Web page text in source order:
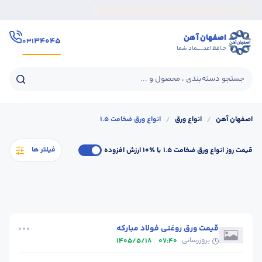
اصفهان آهن
حـافظ اعتــــــماد شما
۳۴۰۴۵۰۳۱
جستجو دسته‌بندی ، محصول و ...
اصفهان آهن / انواع ورق / انواع ورق ضخامت 1.5
فیلتر ها قیمت روز انواع ورق ضخامت 1.5 با ٪۱۰ ارزش افزوده
قیمت ورق روغنی فولاد مبارکه
بروزرسانی 07:40
1405/5/18